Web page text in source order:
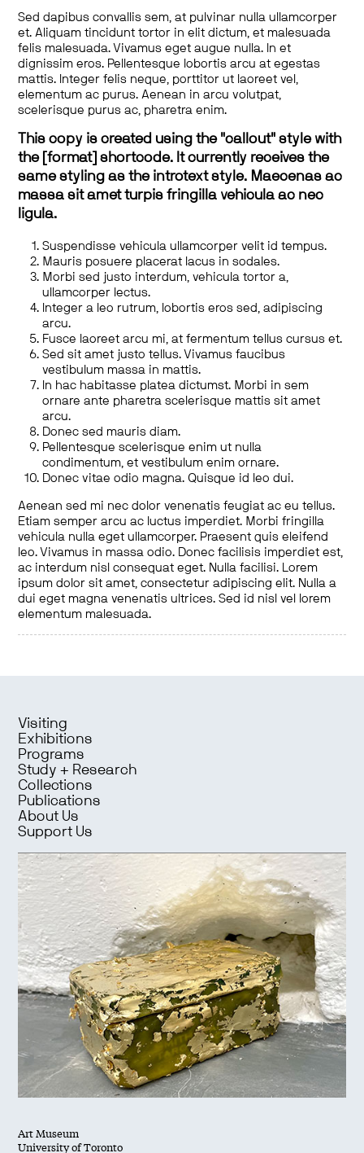
Sed dapibus convallis sem, at pulvinar nulla ullamcorper
et. Aliquam tincidunt tortor in elit dictum, et malesuada
felis malesuada. Vivamus eget augue nulla. In et
dignissim eros. Pellentesque lobortis arcu at egestas
mattis. Integer felis neque, porttitor ut laoreet vel,
elementum ac purus. Aenean in arcu volutpat,
scelerisque purus ac, pharetra enim.
This copy is created using the "callout" style with
the [format] shortcode. It currently receives the
same styling as the introtext style. Maecenas ac
massa sit amet turpis fringilla vehicula ac nec
ligula.
Suspendisse vehicula ullamcorper velit id tempus.
Mauris posuere placerat lacus in sodales.
Morbi sed justo interdum, vehicula tortor a,
ullamcorper lectus.
Integer a leo rutrum, lobortis eros sed, adipiscing
arcu.
Fusce laoreet arcu mi, at fermentum tellus cursus et.
Sed sit amet justo tellus. Vivamus faucibus
vestibulum massa in mattis.
In hac habitasse platea dictumst. Morbi in sem
ornare ante pharetra scelerisque mattis sit amet
arcu.
Donec sed mauris diam.
Pellentesque scelerisque enim ut nulla
condimentum, et vestibulum enim ornare.
Donec vitae odio magna. Quisque id leo dui.
Aenean sed mi nec dolor venenatis feugiat ac eu tellus.
Etiam semper arcu ac luctus imperdiet. Morbi fringilla
vehicula nulla eget ullamcorper. Praesent quis eleifend
leo. Vivamus in massa odio. Donec facilisis imperdiet est,
ac interdum nisl consequat eget. Nulla facilisi. Lorem
ipsum dolor sit amet, consectetur adipiscing elit. Nulla a
dui eget magna venenatis ultrices. Sed id nisl vel lorem
elementum malesuada.
Visiting
Exhibitions
Programs
Study + Research
Collections
Publications
About Us
Support Us
Art Museum
University of Toronto